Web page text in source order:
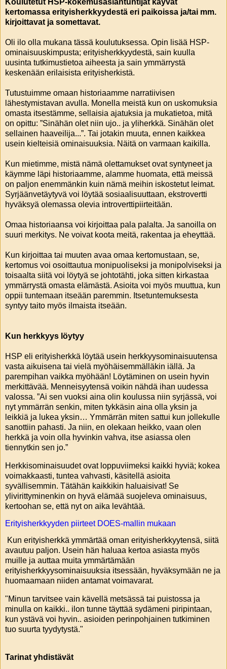
Koulutetut HSP-kokemusasiantuntijat käyvät
kertomassa erityisherkkyydestä eri paikoissa ja/tai mm.
kirjoittavat ja somettavat.
Oli ilo olla mukana tässä koulutuksessa. Opin lisää HSP-
ominaisuuskimpusta; erityisherkkyydestä, sain kuulla
uusinta tutkimustietoa aiheesta ja sain ymmärrystä
keskenään erilaisista erityisherkistä.
Tutustuimme omaan historiaamme narratiivisen
lähestymistavan avulla. Monella meistä kun on uskomuksia
omasta itsestämme, sellaisia ajatuksia ja mukatietoa, mitä
on opittu: ”Sinähän olet niin ujo.. ja yliherkkä. Sinähän olet
sellainen haaveilija...”. Tai jotakin muuta, ennen kaikkea
usein kielteisiä ominaisuuksia. Näitä on varmaan kaikilla.
Kun mietimme, mistä nämä olettamukset ovat syntyneet ja
käymme läpi historiaamme, alamme huomata, että meissä
on paljon enemmänkin kuin nämä meihin iskostetut leimat.
Syrjäänvetäytyvä voi löytää sosiaalisuuttaan, ekstrovertti
hyväksyä olemassa olevia introverttipiirteitään.
Omaa historiaansa voi kirjoittaa pala palalta. Ja sanoilla on
suuri merkitys. Ne voivat koota meitä, rakentaa ja eheyttää.
Kun kirjoittaa tai muuten avaa omaa kertomustaan, se,
kertomus voi osoittautua monipuoliseksi ja monipolviseksi ja
toisaalta siitä voi löytyä se johtotähti, joka sitten kirkastaa
ymmärrystä omasta elämästä. Asioita voi myös muuttua, kun
oppii tuntemaan itseään paremmin. Itsetuntemuksesta
syntyy taito myös ilmaista itseään.
Kun herkkyys löytyy
HSP eli erityisherkkä löytää usein herkkyysominaisuutensa
vasta aikuisena tai vielä myöhäisemmälläkin iällä. Ja
parempihan vaikka myöhään! Löytäminen on usein hyvin
merkittävää. Menneisyytensä voikin nähdä ihan uudessa
valossa. ”Ai sen vuoksi aina olin koulussa niin syrjässä, voi
nyt ymmärrän senkin, miten tykkäsin aina olla yksin ja
leikkiä ja lukea yksin… Ymmärrän miten sattui kun jollekulle
sanottiin pahasti. Ja niin, en olekaan heikko, vaan olen
herkkä ja voin olla hyvinkin vahva, itse asiassa olen
tiennytkin sen jo.”
Herkkisominaisuudet ovat loppuviimeksi kaikki hyviä; kokea
voimakkaasti, tuntea vahvasti, käsitellä asioita
syvällisemmin. Tätähän kaikkikin haluaisivat! Se
ylivirittyminenkin on hyvä elämää suojeleva ominaisuus,
kertoohan se, että nyt on aika levähtää.
Erityisherkkyyden piirteet DOES-mallin mukaan
Kun erityisherkkä ymmärtää oman erityisherkkyytensä, siitä
avautuu paljon. Usein hän haluaa kertoa asiasta myös
muille ja auttaa muita ymmärtämään
erityisherkkyysominaisuuksia itsessään, hyväksymään ne ja
huomaamaan niiden antamat voimavarat.
"Minun tarvitsee vain kävellä metsässä tai puistossa ja
minulla on kaikki.. ilon tunne täyttää sydämeni piripintaan,
kun ystävä voi hyvin.. asioiden perinpohjainen tutkiminen
tuo suurta tyydytystä."
Tarinat yhdistävät